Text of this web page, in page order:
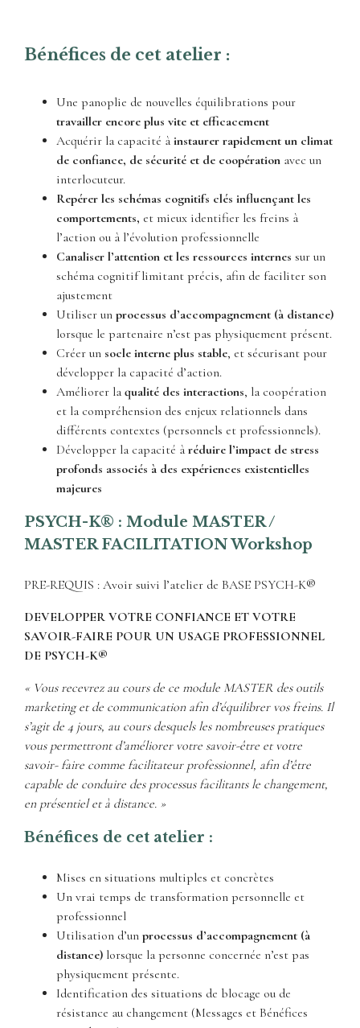
Bénéfices de cet atelier :
Une panoplie de nouvelles équilibrations pour
travailler encore plus vite et efficacement
Acquérir la capacité à instaurer rapidement un climat
de confiance, de sécurité et de coopérationavec un
interlocuteur.
Repérer les schémas cognitifs clés influençant les
comportements, et mieux identifier les freins à
l’action ou à l’évolution professionnelle
Canaliser l’attention et les ressources internes sur un
schéma cognitif limitant précis, afin de faciliter son
ajustement
Utiliser un processus d’accompagnement (à distance)
lorsque le partenaire n’est pas physiquement présent.
Créer un socle interne plus stable, et sécurisant pour
développer la capacité d’action.
Améliorer la qualité des interactions, la coopération
et la compréhension des enjeux relationnels dans
différents contextes (personnels et professionnels).
Développer la capacité à réduire l’impact de stress
profonds associés à des expériences existentielles
majeures
PSYCH-K® : Module MASTER /
MASTER FACILITATION Workshop
PRE-REQUIS : Avoir suivi l’atelier de BASE PSYCH-K®
DEVELOPPER VOTRE CONFIANCE ET VOTRE
SAVOIR-FAIRE POUR UN USAGE PROFESSIONNEL
DE PSYCH-K®
« Vous recevrez au cours de ce module MASTER des outils
marketing et de communication afin d’équilibrer vos freins. Il
s’agit de 4 jours, au cours desquels les nombreuses pratiques
vous permettront d’améliorer votre savoir-être et votre
savoir- faire comme facilitateur professionnel, afin d’être
capable de conduire des processus facilitants le changement,
en présentiel et à distance. »
Bénéfices de cet atelier :
Mises en situations multiples et concrètes
Un vrai temps de transformation personnelle et
professionnel
Utilisation d’un processus d’accompagnement (à
distance)lorsque la personne concernée n’est pas
physiquement présente.
Identification des situations de blocage ou de
résistance au changement (Messages et Bénéfices